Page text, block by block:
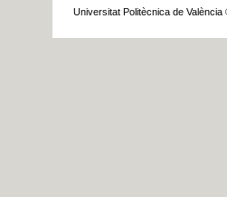
Universitat Politècnica de València